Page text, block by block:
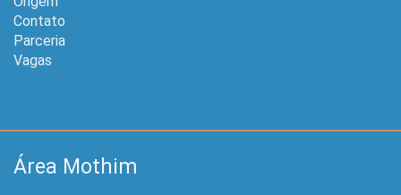
Contato
Parceria
Vagas
Área Mothim